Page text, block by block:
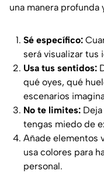
una manera profunda
Sé específico:
será visualizar tus
Usa tus sentidos:
qué oyes, qué
escenarios
No te limites:
tengas miedo de
Añade elementos
usa colores para
personal.